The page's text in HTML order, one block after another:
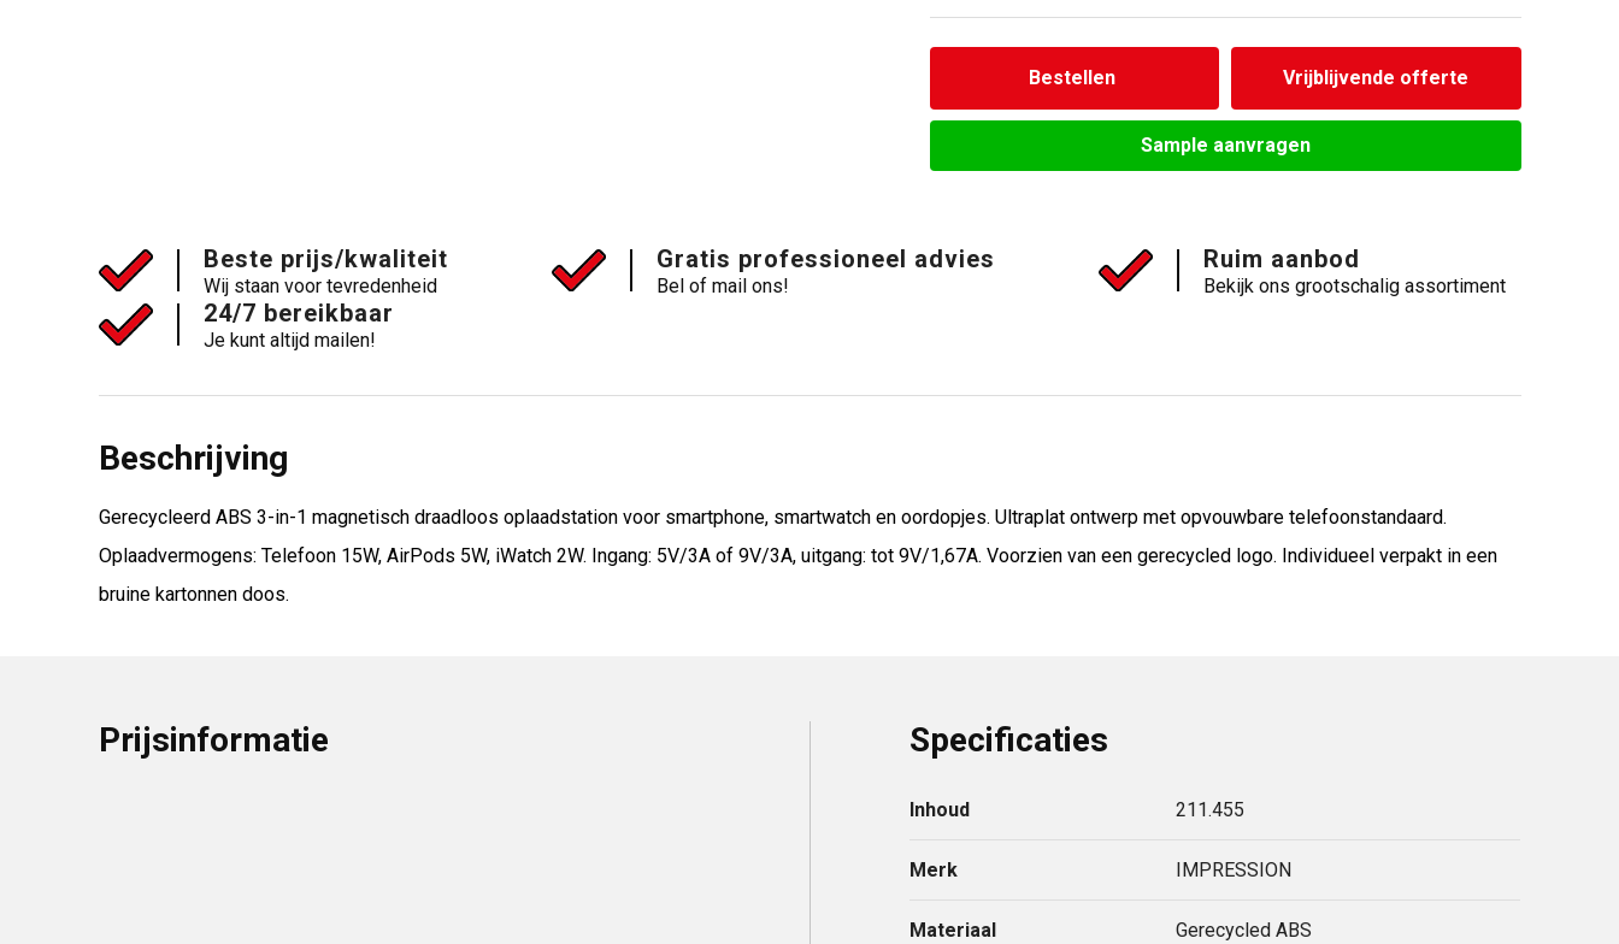
Bestellen Vrijblijvende offerte
Sample aanvragen
Beste prijs/kwaliteit
Wij staan voor tevredenheid
Gratis professioneel advies
Bel of mail ons!
Ruim aanbod
Bekijk ons grootschalig assortiment
24/7 bereikbaar
Je kunt altijd mailen!
Beschrijving
Gerecycleerd ABS 3-in-1 magnetisch draadloos oplaadstation voor smartphone, smartwatch en oordopjes. Ultraplat ontwerp met opvouwbare telefoonstandaard.
Oplaadvermogens: Telefoon 15W, AirPods 5W, iWatch 2W. Ingang: 5V/3A of 9V/3A, uitgang: tot 9V/1,67A. Voorzien van een gerecycled logo. Individueel verpakt in een
bruine kartonnen doos.
Prijsinformatie Specificaties
Inhoud 211.455
Merk IMPRESSION
Materiaal Gerecycled ABS